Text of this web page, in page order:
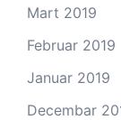
Mart 2019
Februar 2019
Januar 2019
Decembar